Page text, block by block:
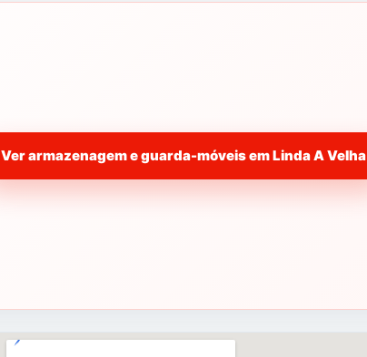
Ver armazenagem e guarda-móveis em Linda A Velha